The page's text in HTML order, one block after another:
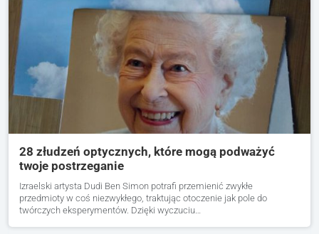
28 złudzeń optycznych, które mogą podważyć
twoje postrzeganie
Izraelski artysta Dudi Ben Simon potrafi przemienić zwykłe
przedmioty w coś niezwykłego, traktując otoczenie jak pole do
twórczych eksperymentów. Dzięki wyczuciu…